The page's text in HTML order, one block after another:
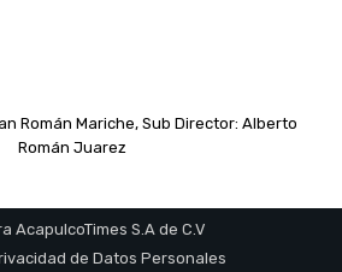
Román Mariche, Sub Director: Alberto
Román Juarez
AcapulcoTimes S.A de C.V
de Datos Personales